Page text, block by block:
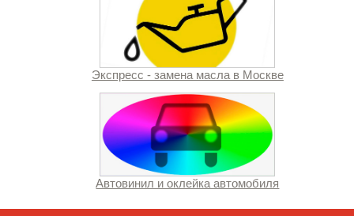
Экспресс - замена масла в Москве
Автовинил и оклейка автомобиля